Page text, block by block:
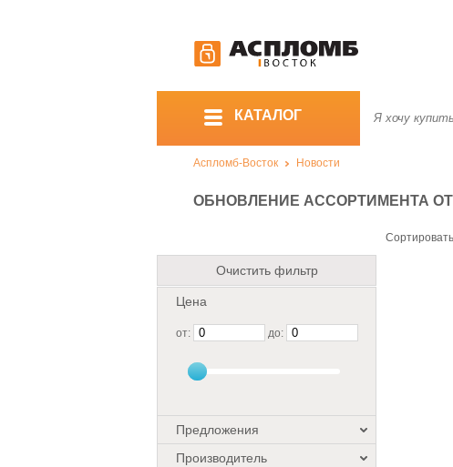
КАТАЛОГ
Аспломб-Восток Новости
ОБНОВЛЕНИЕ АССОРТИМЕНТА ОТ
Очистить фильтр
Цена
от: до:
Предложения
Производитель